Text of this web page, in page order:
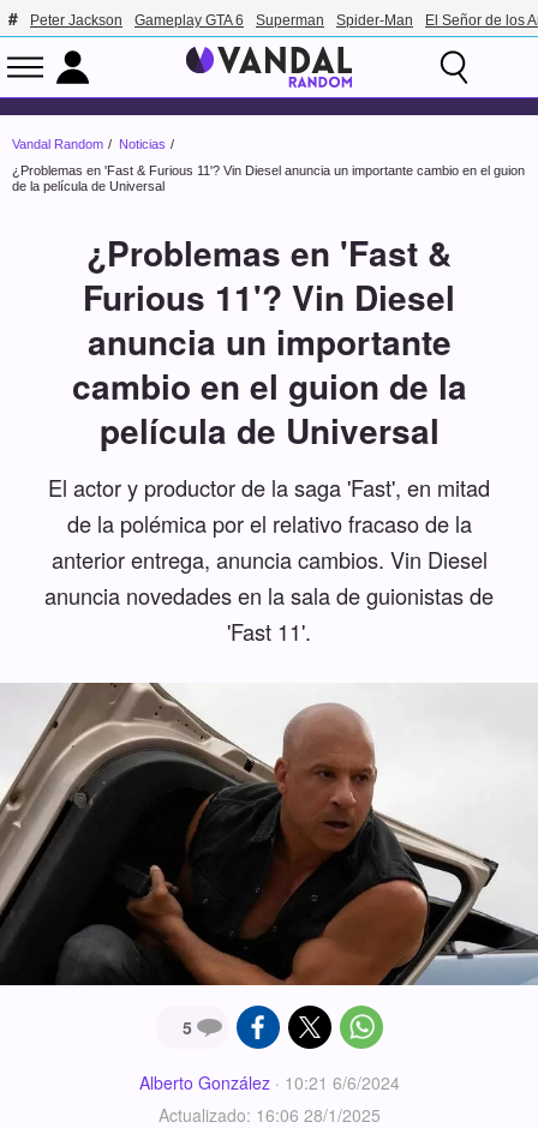
Peter Jackson Gameplay GTA 6 Superman Spider-Man El Señor de los
Vandal Random
Noticias
¿Problemas en 'Fast & Furious 11'? Vin Diesel anuncia un importante cambio en el guion
de la película de Universal
¿Problemas en 'Fast &
Furious 11'? Vin Diesel
anuncia un importante
cambio en el guion de la
película de Universal
El actor y productor de la saga 'Fast', en mitad
de la polémica por el relativo fracaso de la
anterior entrega, anuncia cambios. Vin Diesel
anuncia novedades en la sala de guionistas de
'Fast 11'.
5
Alberto González· 10:21 6/6/2024
Actualizado: 16:06 28/1/2025